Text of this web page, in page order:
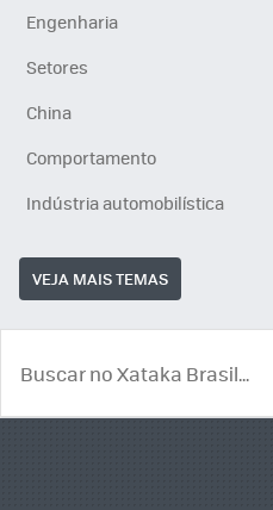
Engenharia
Setores
China
Comportamento
Indústria automobilística
VEJA MAIS TEMAS